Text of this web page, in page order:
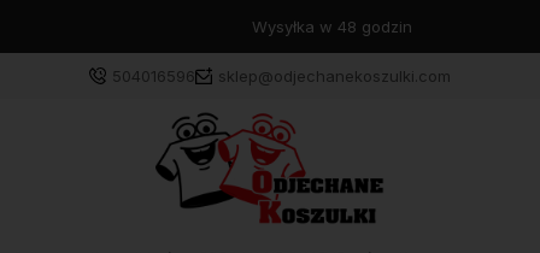
Wysyłka w 48 godzin
504016596 sklep@odjechanekoszulki.com